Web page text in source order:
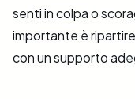
senti in colpa o
importante è
con un supporto